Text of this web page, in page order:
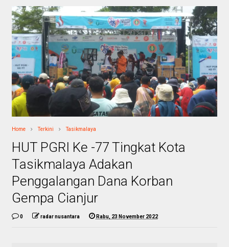
Home Terkini Tasikmalaya
HUT PGRI Ke -77 Tingkat Kota
Tasikmalaya Adakan
Penggalangan Dana Korban
Gempa Cianjur
0 radar nusantara Rabu, 23 November 2022